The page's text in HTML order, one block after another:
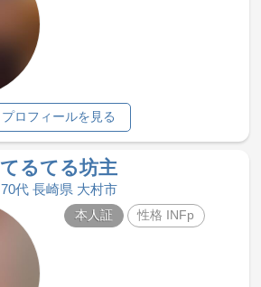
プロフィールを見る
てるてる坊主
70代 長崎県 大村市
本人証 性格 INFp